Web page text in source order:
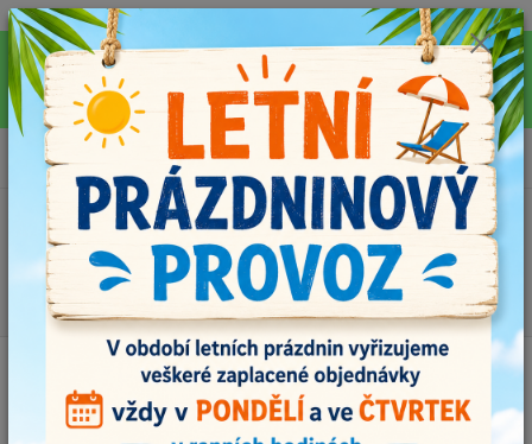
Pro rychlejší vyřízení Vašich dotazů, využijte během letních prázdnin náš
email info@i-prize.cz. Děkujeme. !!! POZOR ZMĚNA !!! V PONDĚLÍ 10.8.
NEVYŘIZUJEME ŽÁDNÉ OBJEDNÁVKY, ODESÍLAT BUDEME V ÚTERÝ
11.8. DĚKUJEME ZA POCHOPENÍ!
Menu
Hledat
+420704179566 0ks
za0,00 Kč
MOOL - vlastnoručně vyráběná klubíčka MOOL MIX č.112
MOOL MIX č.112